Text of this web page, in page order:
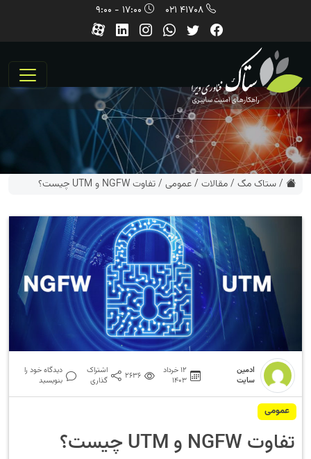
41708 021
/ستاک مگ /مقالات /عمومی /تفاوت NGFW و UTM چیست؟
ادمین
سایت
12 خرداد
1403
2636
اشتراک
گذاری
دیدگاه خود را
بنویسید
عمومی
تفاوت NGFW و UTM چیست؟